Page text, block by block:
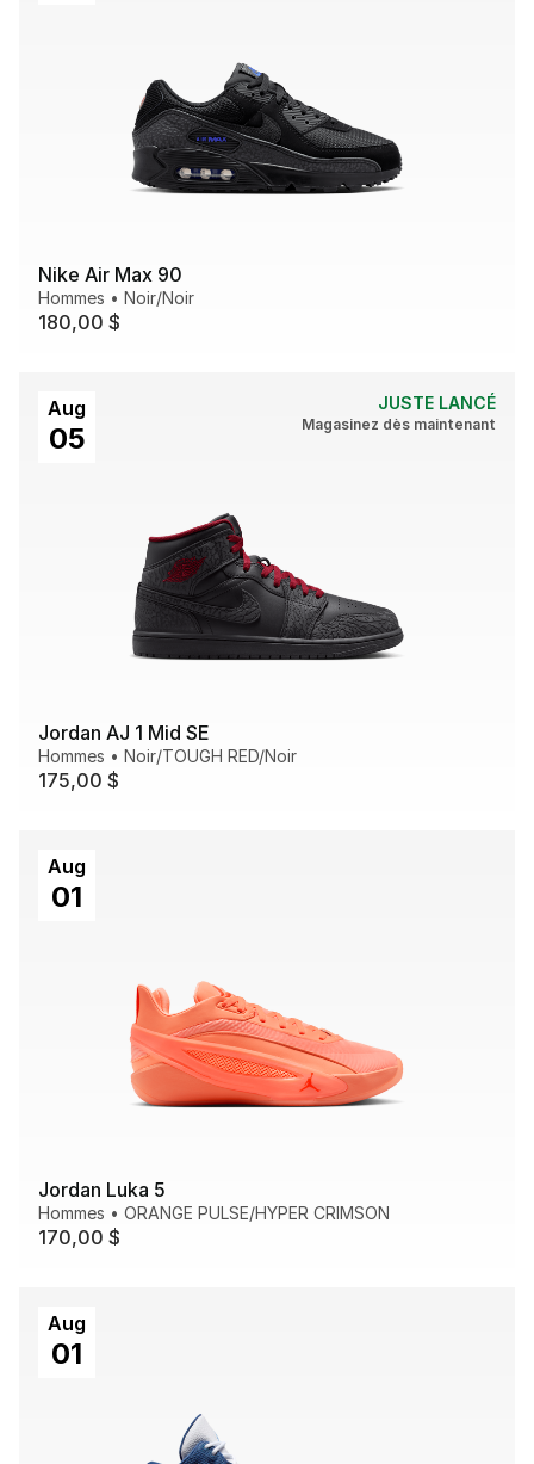
Nike Air Max 90
Hommes • Noir/Noir
180,00 $
Aug
05
JUSTE LANCÉ
Magasinez dès maintenant
Jordan AJ 1 Mid SE
Hommes • Noir/TOUGH RED/Noir
175,00 $
Aug
01
Jordan Luka 5
Hommes • ORANGE PULSE/HYPER CRIMSON
170,00 $
Aug
01